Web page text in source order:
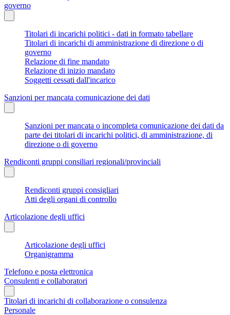
governo
Titolari di incarichi politici - dati in formato tabellare
Titolari di incarichi di amministrazione di direzione o di
governo
Relazione di fine mandato
Relazione di inizio mandato
Soggetti cessati dall'incarico
Sanzioni per mancata comunicazione dei dati
Sanzioni per mancata o incompleta comunicazione dei dati da
parte dei titolari di incarichi politici, di amministrazione, di
direzione o di governo
Rendiconti gruppi consiliari regionali/provinciali
Rendiconti gruppi consigliari
Atti degli organi di controllo
Articolazione degli uffici
Articolazione degli uffici
Organigramma
Telefono e posta elettronica
Consulenti e collaboratori
Titolari di incarichi di collaborazione o consulenza
Personale